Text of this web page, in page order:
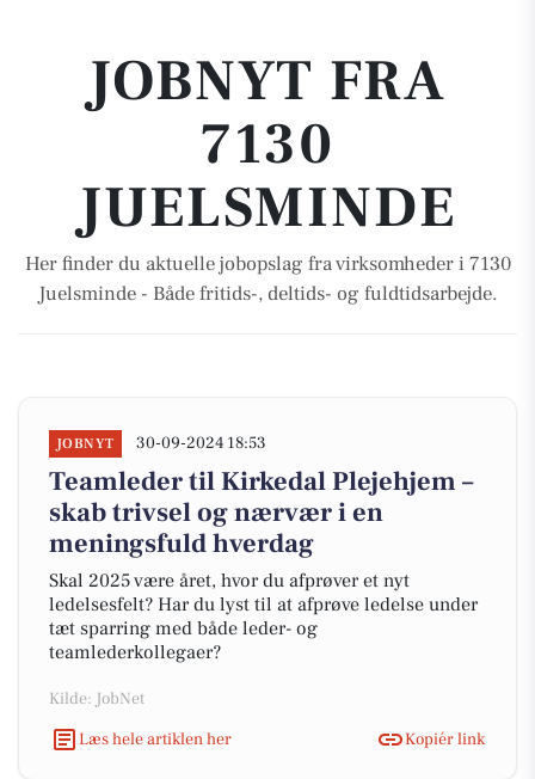
JOBNYT FRA
7130
JUELSMINDE
Her finder du aktuelle jobopslag fra virksomheder i 7130
Juelsminde - Både fritids-, deltids- og fuldtidsarbejde.
JOBNYT 30-09-2024 18:53
Teamleder til Kirkedal Plejehjem –
skab trivsel og nærvær i en
meningsfuld hverdag
Skal 2025 være året, hvor du afprøver et nyt
ledelsesfelt? Har du lyst til at afprøve ledelse under
tæt sparring med både leder- og
teamlederkollegaer?
Kilde: JobNet
Læs hele artiklen her
Kopiér link